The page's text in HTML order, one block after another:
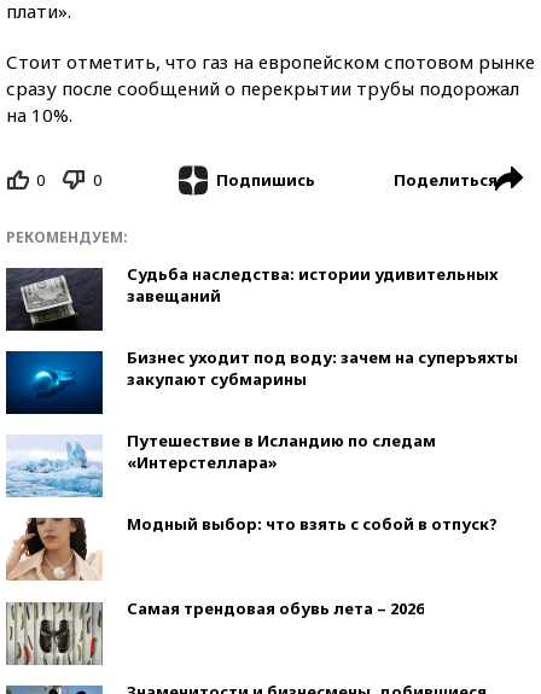
плати».
Стоит отметить, что газ на европейском спотовом рынке
сразу после сообщений о перекрытии трубы подорожал
на 10%.
0 0 Подпишись Поделиться
РЕКОМЕНДУЕМ:
Судьба наследства: истории удивительных
завещаний
Бизнес уходит под воду: зачем на суперъяхты
закупают субмарины
Путешествие в Исландию по следам
«Интерстеллара»
Модный выбор: что взять с собой в отпуск?
Самая трендовая обувь лета – 2026